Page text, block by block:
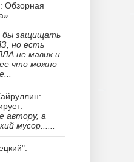
Обзорная
бы защищать
но есть
не мавик и
что можно
автору, а
мусор......